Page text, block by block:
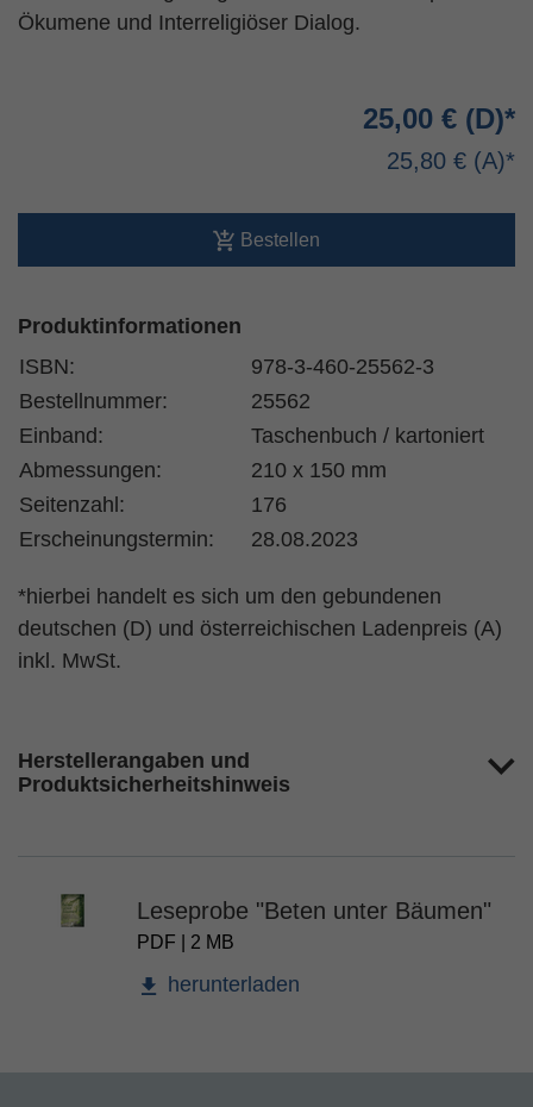
Ökumene und Interreligiöser Dialog.
25,00 €
25,80 €
Bestellen
Produktinformationen
ISBN:
978-3-460-25562-3
Bestellnummer:
25562
Einband:
Taschenbuch / kartoniert
Abmessungen:
210 x 150 mm
Seitenzahl:
176
Erscheinungstermin:
28.08.2023
*hierbei handelt es sich um den gebundenen
deutschen (D) und österreichischen Ladenpreis (A)
inkl. MwSt.
Herstellerangaben und
Produktsicherheitshinweis
Leseprobe "Beten unter Bäumen"
PDF | 2 MB
herunterladen